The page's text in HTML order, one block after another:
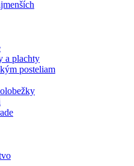
a plachty
posteliam